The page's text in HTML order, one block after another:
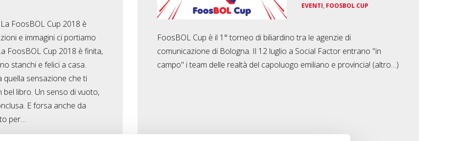
La FoosBOL Cup 2018 è
e immagini ci portiamo
FoosBOL Cup 2018 è finita,
stanchi e felici a casa.
sensazione che ti
libro. Un senso di vuoto,
E forsa anche da
per…
EVENTI, FOOSBOL CUP
FoosBOL Cup è il 1° torneo di biliardino tra le agenzie di
comunicazione di Bologna. Il 12 luglio a Social Factor entrano "in
campo" i team delle realtà del capoluogo emiliano e provincia! (altro…)